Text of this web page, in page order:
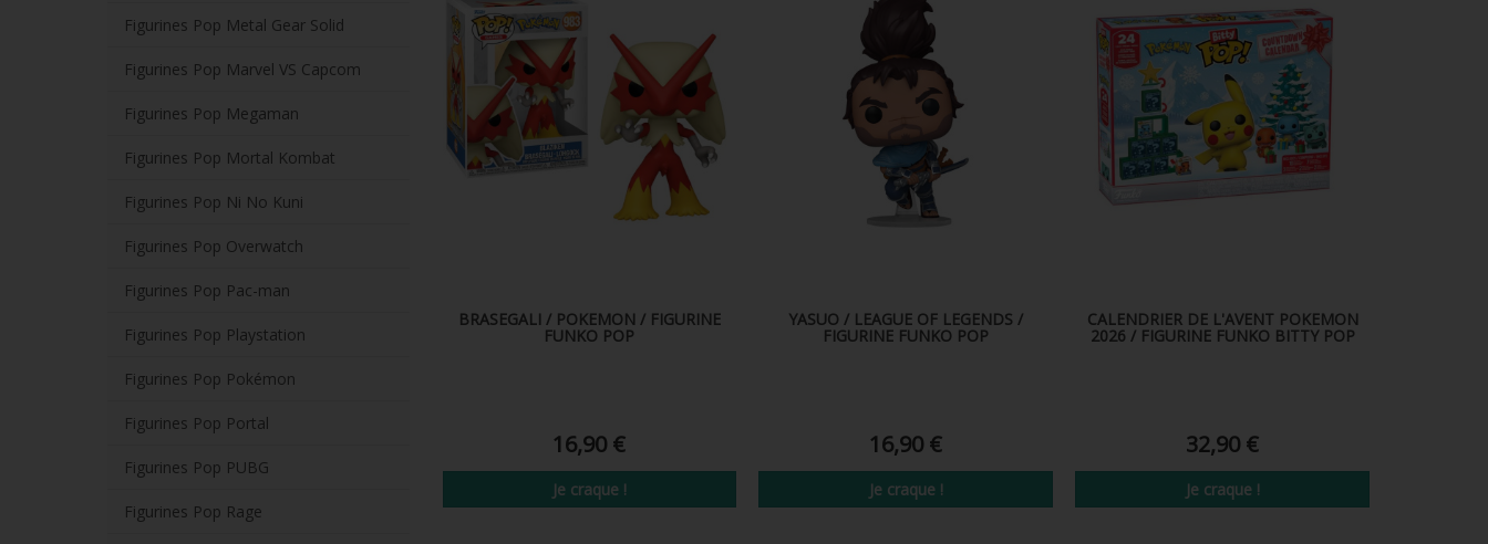
Figurines Pop Metal Gear Solid
Figurines Pop Marvel VS Capcom
Figurines Pop Megaman
Figurines Pop Mortal Kombat
Figurines Pop Ni No Kuni
Figurines Pop Overwatch
Figurines Pop Pac-man
Figurines Pop Playstation
Figurines Pop Pokémon
Figurines Pop Portal
Figurines Pop PUBG
Figurines Pop Rage
BRASEGALI / POKEMON / FIGURINE
FUNKO POP
16,90 €
Je craque !
YASUO / LEAGUE OF LEGENDS /
FIGURINE FUNKO POP
16,90 €
Je craque !
CALENDRIER DE L'AVENT POKEMON
2026 / FIGURINE FUNKO BITTY POP
32,90 €
Je craque !